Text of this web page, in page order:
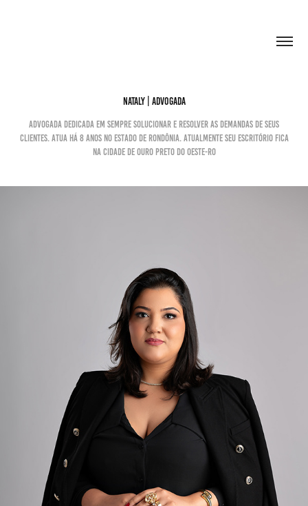
NATALY | ADVOGADA
Advogada dedicada em sempre solucionar e resolver as demandas de seus
clientes. Atua há 8 anos no estado de Rondônia. Atualmente seu escritório fica
na cidade de Ouro Preto do Oeste-RO